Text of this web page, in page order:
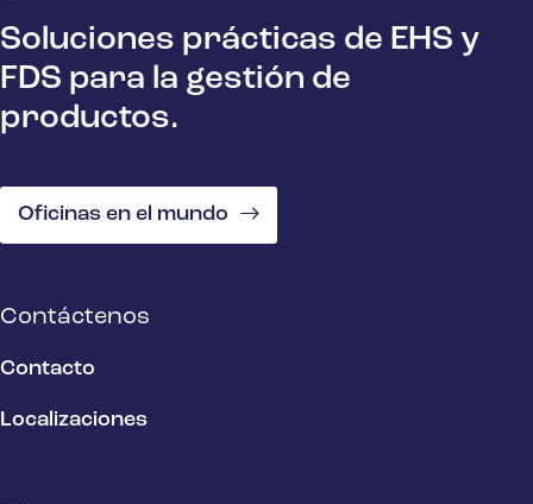
Soluciones prácticas de EHS y
FDS para la gestión de
productos.
Oficinas en el mundo
Contáctenos
Contacto
Localizaciones